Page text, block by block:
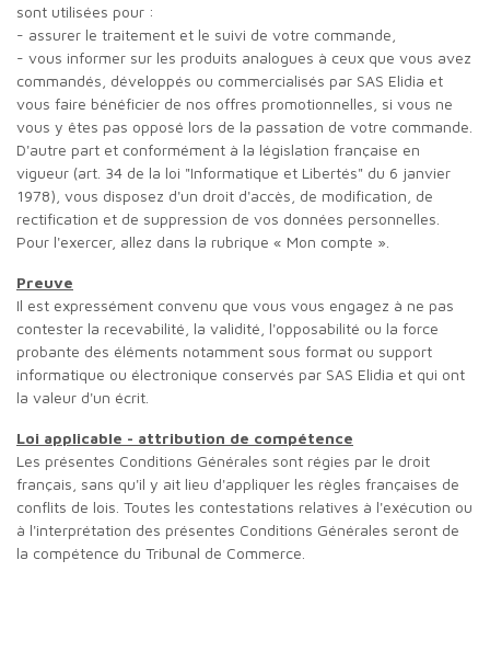
sont utilisées pour :
- assurer le traitement et le suivi de votre commande,
- vous informer sur les produits analogues à ceux que vous avez
commandés, développés ou commercialisés par SAS Elidia et
vous faire bénéficier de nos offres promotionnelles, si vous ne
vous y êtes pas opposé lors de la passation de votre commande.
D'autre part et conformément à la législation française en
vigueur (art. 34 de la loi "Informatique et Libertés" du 6 janvier
1978), vous disposez d'un droit d'accès, de modification, de
rectification et de suppression de vos données personnelles.
Pour l'exercer, allez dans la rubrique « Mon compte ».
Preuve
Il est expressément convenu que vous vous engagez à ne pas
contester la recevabilité, la validité, l'opposabilité ou la force
probante des éléments notamment sous format ou support
informatique ou électronique conservés par SAS Elidia et qui ont
la valeur d'un écrit.
Loi applicable - attribution de compétence
Les présentes Conditions Générales sont régies par le droit
français, sans qu'il y ait lieu d'appliquer les règles françaises de
conflits de lois. Toutes les contestations relatives à l'exécution ou
à l'interprétation des présentes Conditions Générales seront de
la compétence du Tribunal de Commerce.